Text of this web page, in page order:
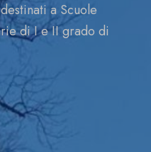
a Scuole
di I e II grado di